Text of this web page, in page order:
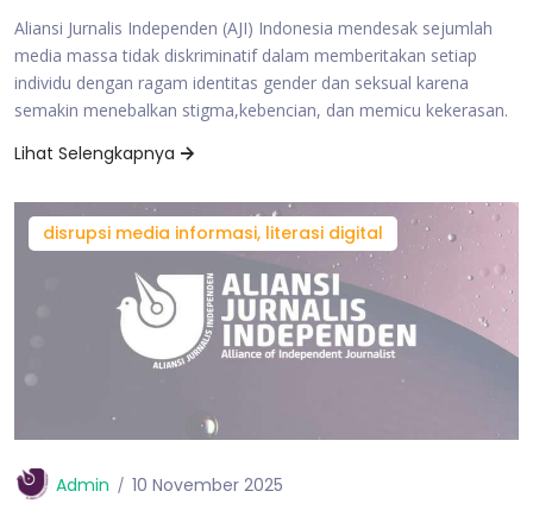
Aliansi Jurnalis Independen (AJI) Indonesia mendesak sejumlah
media massa tidak diskriminatif dalam memberitakan setiap
individu dengan ragam identitas gender dan seksual karena
semakin menebalkan stigma,kebencian, dan memicu kekerasan.
Lihat Selengkapnya
disrupsi media informasi, literasi digital
Admin 10 November 2025